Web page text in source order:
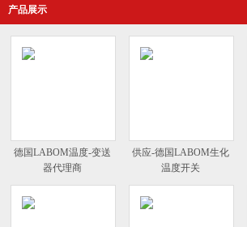
产品展示
德国LABOM温度-变送
器代理商
供应-德国LABOM生化
温度开关